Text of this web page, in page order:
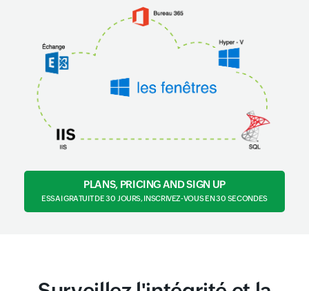
PLANS, PRICING AND SIGN UP
ESSAI GRATUIT DE 30 JOURS, INSCRIVEZ-VOUS EN 30 SECONDES